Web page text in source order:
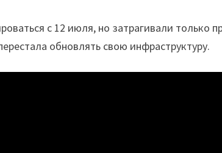
с 12 июля, но затрагивали только
обновлять свою инфраструктуру.